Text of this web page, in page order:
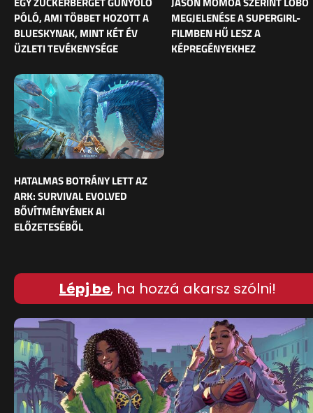
PÓLÓ, AMI TÖBBET HOZOTT A
BLUESKYNAK, MINT KÉT ÉV
ÜZLETI TEVÉKENYSÉGE
MEGJELENÉSE A SUPERGIRL-
FILMBEN HŰ LESZ A
KÉPREGÉNYEKHEZ
HATALMAS BOTRÁNY LETT AZ
ARK: SURVIVAL EVOLVED
BŐVÍTMÉNYÉNEK AI
ELŐZETESÉBŐL
Lépj be, ha hozzá akarsz szólni!